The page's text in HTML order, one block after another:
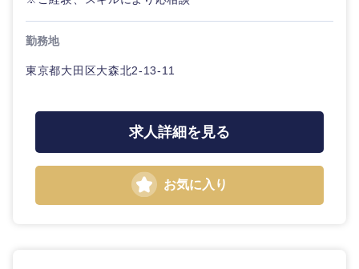
勤務地
東京都大田区大森北2-13-11
求人詳細を見る
お気に入り